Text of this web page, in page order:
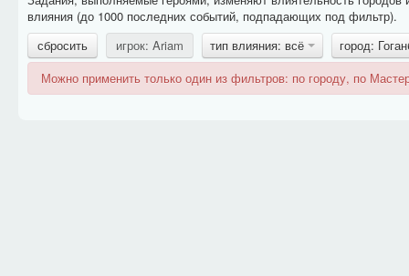
влияния (до 1000 последних событий, подпадающих под фильтр).
сбросить
игрок: Ariam тип влияния: всё
город:
Можно применить только один из фильтров: по городу, по